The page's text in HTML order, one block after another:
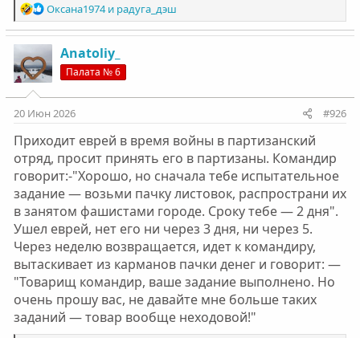
Р
е
а
к
ц
и
и
:
Оксана1974и радуга_дэш
Anatoliy_
Палата № 6
20 Июн 2026 #926
Приходит еврей в время войны в партизанский
отряд, просит принять его в партизаны. Командир
говорит:-"Хорошо, но сначала тебе испытательное
задание — возьми пачку листовок, распространи их
в занятом фашистами городе. Сроку тебе — 2 дня".
Ушел еврей, нет его ни через 3 дня, ни через 5.
Через неделю возвращается, идет к командиру,
вытаскивает из карманов пачки денег и говорит: —
"Товарищ командир, ваше задание выполнено. Но
очень прошу вас, не давайте мне больше таких
заданий — товар вообще неходовой!"